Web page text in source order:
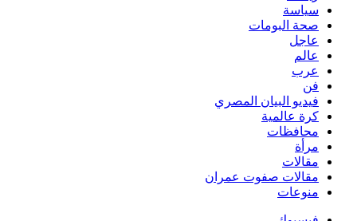
سياسة
صحة البومات
عاجل
عالم
عرب
فن
فيديو البيان المصري
كرة عالمية
محافظات
مرأة
مقالات
مقالات صفوت عمران
منوعات